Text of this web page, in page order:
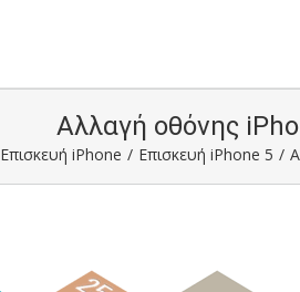
Αλλαγή οθόνης
Επισκευή iPhone / Επισκευή iPhone 5 /